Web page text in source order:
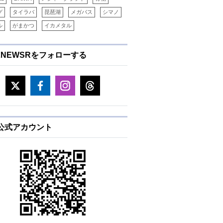
タイラバ 琵琶湖 メガバス シマノ
がまかつ イカメタル
をフォローする
式アカウント